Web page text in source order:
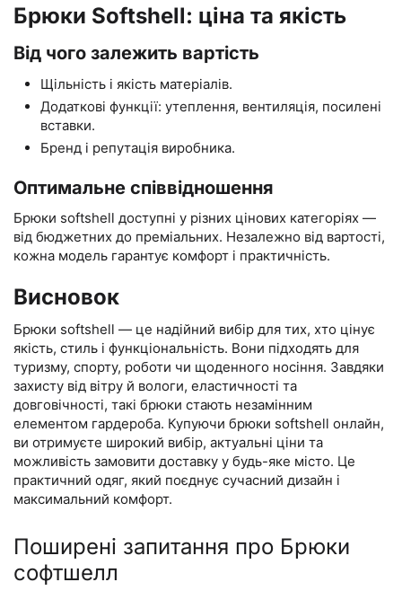
Брюки Softshell: ціна та якість
Від чого залежить вартість
Щільність і якість матеріалів.
Додаткові функції: утеплення, вентиляція, посилені
вставки.
Бренд і репутація виробника.
Оптимальне співвідношення
Брюки softshell доступні у різних цінових категоріях —
від бюджетних до преміальних. Незалежно від вартості,
кожна модель гарантує комфорт і практичність.
Висновок
Брюки softshell — це надійний вибір для тих, хто цінує
якість, стиль і функціональність. Вони підходять для
туризму, спорту, роботи чи щоденного носіння. Завдяки
захисту від вітру й вологи, еластичності та
довговічності, такі брюки стають незамінним
елементом гардероба. Купуючи брюки softshell онлайн,
ви отримуєте широкий вибір, актуальні ціни та
можливість замовити доставку у будь-яке місто. Це
практичний одяг, який поєднує сучасний дизайн і
максимальний комфорт.
Поширені запитання про Брюки
софтшелл